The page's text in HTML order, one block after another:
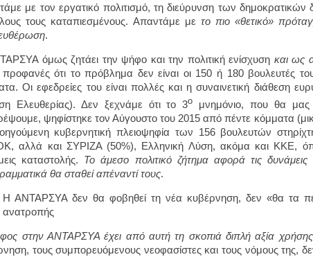
με τον εργατικό πολιτισμό, τη διεύρυνση των δημοκρατικών
τους καταπιεσμένους. Απαντάμε με το πιο «θετικό»
.
όμως ζητάει την ψήφο και την πολιτική ενίσχυση και ως
προφανές ότι το πρόβλημα δεν είναι οι 150 ή 180 βουλευτές
Οι εφεδρείες του είναι πολλές και η συναινετική διάθεση
Ελευθερίας). Δεν ξεχνάμε ότι το 3ο
μνημόνιο, που θα
ψηφίστηκε τον Αύγουστο του 2015 από πέντε κόμματα
κυβερνητική πλειοψηφία των 156 βουλευτών
αλλά και ΣΥΡΙΖΑ (50%), Ελληνική Λύση, ακόμα και ΚΚΕ,
καταστολής. Το άμεσο πολιτικό ζήτημα αφορά τις
θα σταθεί απέναντί τους.
Η ΑΝΤΑΡΣΥΑ δεν θα φοβηθεί τη νέα κυβέρνηση, δεν «θα τα
ανατροπής
στην ΑΝΤΑΡΣΥΑ έχει από αυτή τη σκοπιά διπλή αξία χρήσης
τους συμπορευόμενους νεοφασίστες και τους νόμους της,